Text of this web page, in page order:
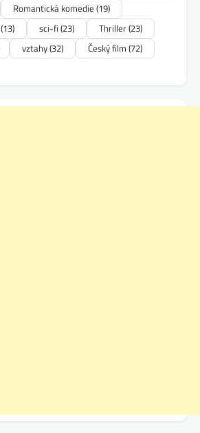
Romantická komedie (19)
(13) sci-fi (23) Thriller(23)
vztahy(32) Český film (72)